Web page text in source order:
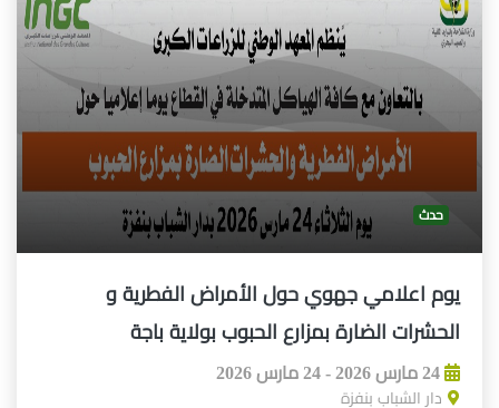
حدث
يوم اعلامي جهوي حول الأمراض الفطرية و
الحشرات الضارة بمزارع الحبوب بولاية باجة
24 مارس 2026 - 24 مارس 2026
دار الشباب بنفزة